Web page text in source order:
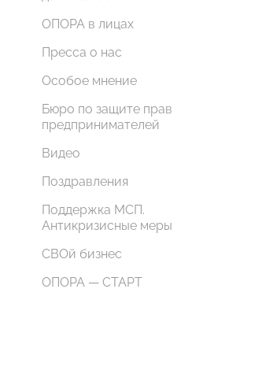
ОПОРА в лицах
Пресса о нас
Особое мнение
Бюро по защите прав
предпринимателей
Видео
Поздравления
Поддержка МСП.
Антикризисные меры
СВОй бизнес
ОПОРА — СТАРТ